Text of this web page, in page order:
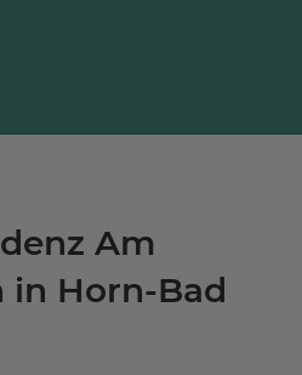
Am
in Horn-Bad